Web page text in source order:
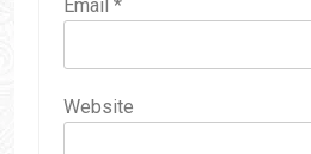
Email *
Website